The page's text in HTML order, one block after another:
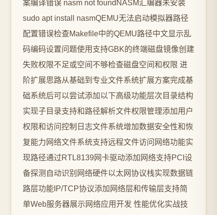
案编译错误 nasm not foundNASM汇编器未安装
sudo apt install nasmQEMU无法启动模拟器路径
配置错误检查Makefile中的QEMU路径中文显示乱
码编码设置问题使用支持GBK的终端磁盘镜像创建
失败权限不足或空间不够检查磁盘空间和权限 进
阶扩展思路从基础到专业文件系统扩展方案完成基
础系统后可以尝试添加以下高级功能层次目录结构
实现子目录支持和路径解析文件权限管理添加用户
权限和访问控制日志文件系统增加数据安全性和恢
复能力网络文件系统支持远程文件访问网络功能实
现路径通过RTL8139网卡驱动添加网络支持PCI设
备探测自动识别网络硬件以太网协议栈实现数据链
路层功能IP/TCP协议添加网络层和传输层支持简
单Web服务器展示网络应用开发 性能优化实战技